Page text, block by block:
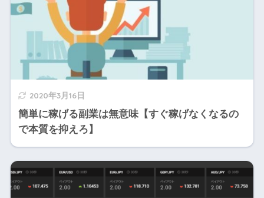
2020年3月16日
簡単に稼げる副業は無意味【すぐ稼げなくなるの
で本質を抑えろ】